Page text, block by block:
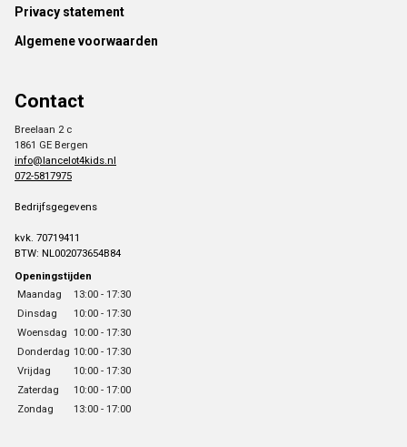
Footer
Privacy statement
Algemene voorwaarden
Contact
Breelaan 2 c
1861 GE Bergen
info@lancelot4kids.nl
072-5817975
Bedrijfsgegevens
kvk. 70719411
BTW: NL002073654B84
Openingstijden
Maandag
13:00 - 17:30
Dinsdag
10:00 - 17:30
Woensdag 10:00 - 17:30
Donderdag 10:00 - 17:30
Vrijdag
10:00 - 17:30
Zaterdag
10:00 - 17:00
Zondag
13:00 - 17:00